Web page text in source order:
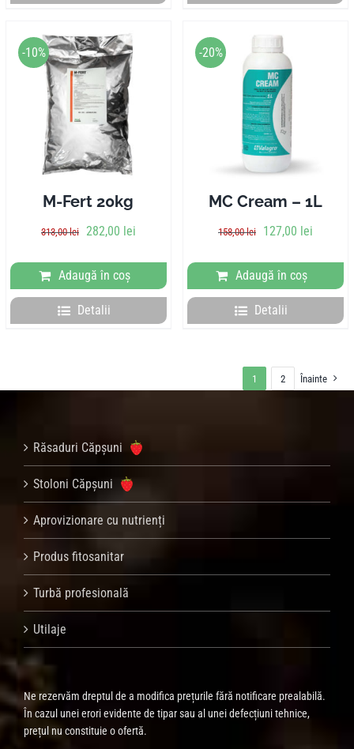
-10%
M-Fert 20kg
313,00lei
Prețul
a
fost:
313,00 lei.
282,00 leiPrețul
282,00 lei.
Adaugă în coș
Detalii
-20%
MC Cream – 1L
158,00lei
Prețul
a
fost:
158,00 lei.
127,00 leiPrețul
127,00
Adaugă în coș
Detalii
1 2 Înainte
Răsaduri Căpșuni
Stoloni Căpșuni
Aprovizionare cu nutrienți
Produs fitosanitar
Turbă profesională
Utilaje
Ne rezervăm dreptul de a modifica prețurile fără notificare prealabilă.
În cazul unei erori evidente de tipar sau al unei defecțiuni tehnice,
prețul nu constituie o ofertă.